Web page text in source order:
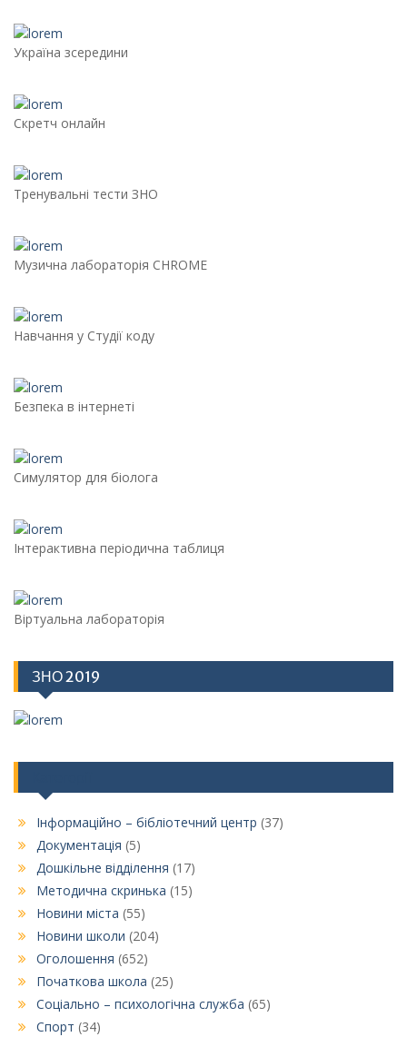
Україна зсередини
Скретч онлайн
Тренувальні тести ЗНО
Музична лабораторія CHROME
Навчання у Студії коду
Безпека в інтернеті
Симулятор для біолога
Інтерактивна періодична таблиця
Віртуальна лабораторія
ЗНО 2019
Інформаційно – бібліотечний центр (37)
Документація (5)
Дошкільне відділення (17)
Методична скринька (15)
Новини міста (55)
Новини школи (204)
Оголошення (652)
Початкова школа (25)
Соціально – психологічна служба (65)
Спорт (34)